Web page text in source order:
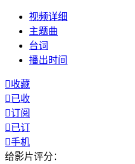
视频详细
主题曲
台词
播出时间
收藏
已收
订阅
已订
手机
给影片评分：